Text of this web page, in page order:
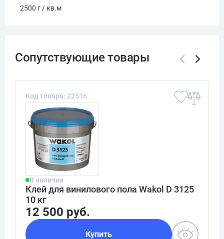
2500 г / кв.м
Код товара: 22516
В наличии
Клей для винилового пола Wakol D 3125
10 кг
12 500 руб.
Купить